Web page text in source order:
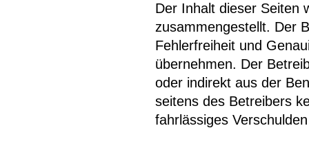
Der Inhalt dieser Seiten
zusammengestellt. Der
Fehlerfreiheit und
übernehmen. Der
oder indirekt aus der
seitens des Betreibers
fahrlässiges